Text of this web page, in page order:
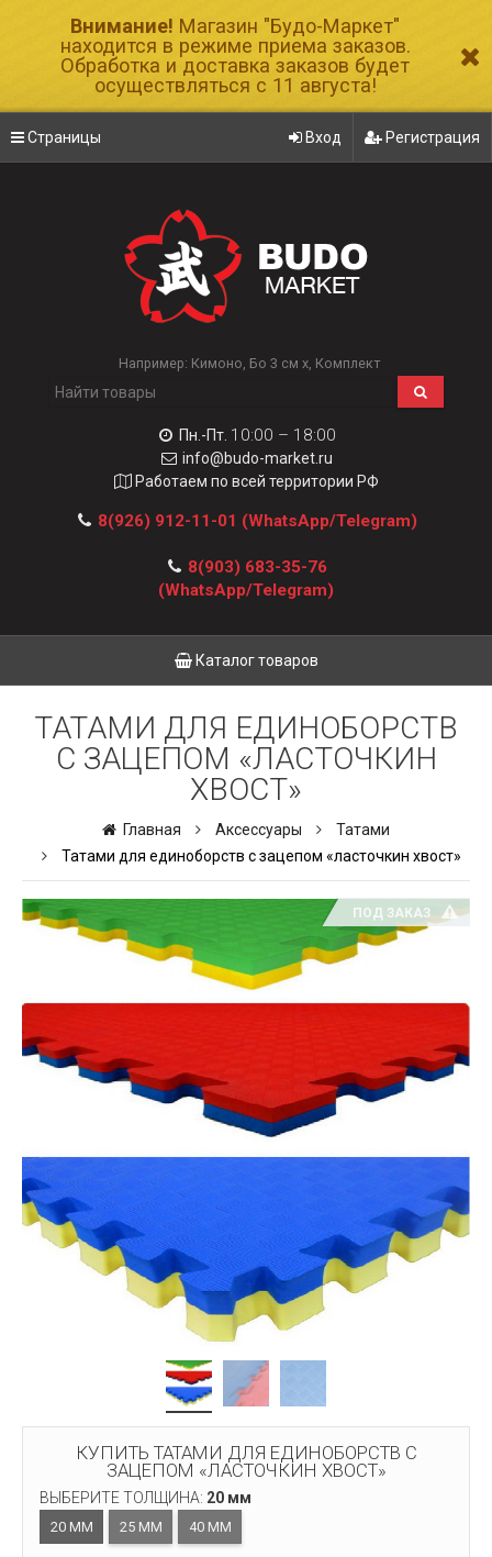
Внимание! Магазин "Будо-Маркет"
находится в режиме приема заказов.
Обработка и доставка заказов будет
осуществляться с 11 августа!
Страницы Вход Регистрация
Например: Кимоно Бо 3 см х Комплект
Пн.-Пт. 10:00 – 18:00
info@budo-market.ru
Работаем по всей территории РФ
8(926) 912-11-01 (WhatsApp/Telegram)
8(903) 683-35-76
(WhatsApp/Telegram)
Каталог товаров
ТАТАМИ ДЛЯ ЕДИНОБОРСТВ
С ЗАЦЕПОМ «ЛАСТОЧКИН
ХВОСТ»
Главная Аксессуары
Татами
Татами для единоборств с зацепом «ласточкин хвост»
ПОД ЗАКАЗ
КУПИТЬ ТАТАМИ ДЛЯ ЕДИНОБОРСТВ С
ЗАЦЕПОМ «ЛАСТОЧКИН ХВОСТ»
ВЫБЕРИТЕ ТОЛЩИНА: 20 мм
20 ММ 25 ММ 40 ММ